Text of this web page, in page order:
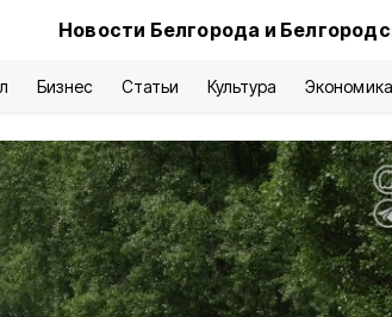
Новости Белгорода и
Бизнес Статьи Культура Экономика